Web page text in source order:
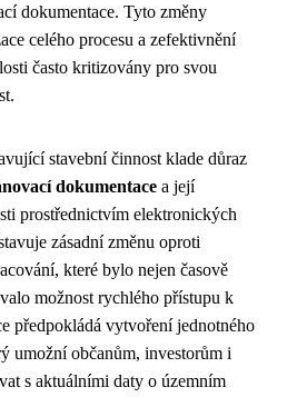
dokumentace. Tyto změny
celého procesu a zefektivnění
často kritizovány pro svou
stavební činnost klade důraz
dokumentace a její
prostřednictvím elektronických
zásadní změnu oproti
které bylo nejen časově
možnost rychlého přístupu k
předpokládá vytvoření jednotného
umožní občanům, investorům i
s aktuálními daty o územním